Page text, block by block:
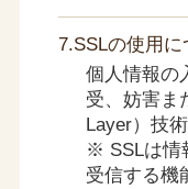
7.SSLの使用に
個人情報の
受、妨害ま
Layer）技
※ SSLは情
受信する機